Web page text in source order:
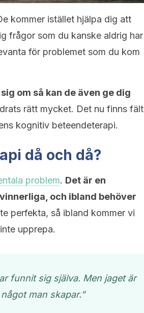
kommer istället hjälpa dig att
frågor som du kanske aldrig har
för problemet som du kom
om så kan de även ge dig
rätt mycket. Det nu finns fält
kognitiv beteendeterapi.
då och då?
problem. Det är en
och ibland behöver
perfekta, så ibland kommer vi
upprepa.
funnit sig själva. Men jaget är
man skapar.”